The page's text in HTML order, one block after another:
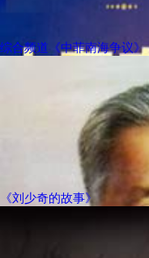
综合频道《中菲南海争议》
《刘少奇的故事》